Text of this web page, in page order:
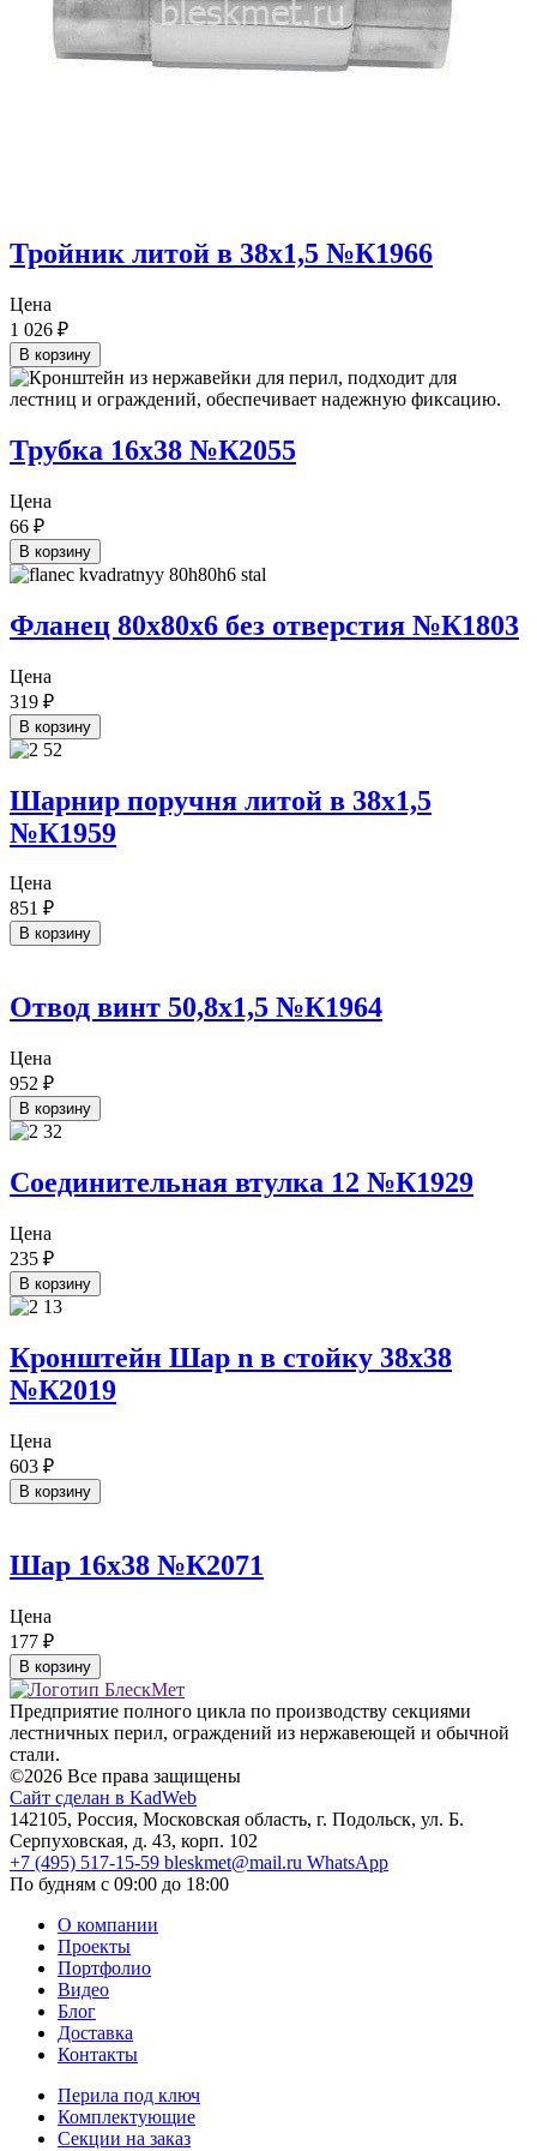
Тройник литой в 38х1,5 №К1966
Цена
1 026 ₽
В корзину
Трубка 16х38 №К2055
Цена
66 ₽
В корзину
Фланец 80х80х6 без отверстия №К1803
Цена
319 ₽
В корзину
Шарнир поручня литой в 38х1,5
№К1959
Цена
851 ₽
В корзину
Отвод винт 50,8х1,5 №К1964
Цена
952 ₽
В корзину
Соединительная втулка 12 №К1929
Цена
235 ₽
В корзину
Кронштейн Шар n в стойку 38х38
№К2019
Цена
603 ₽
В корзину
Шар 16х38 №К2071
Цена
177 ₽
В корзину
Предприятие полного цикла по производству секциями
лестничных перил, ограждений из нержавеющей и обычной
стали.
©2026 Все права защищены
Сайт сделан в KadWeb
142105, Россия, Московская область, г. Подольск, ул. Б.
Серпуховская, д. 43, корп. 102
+7 (495) 517-15-59 bleskmet@mail.ru WhatsApp
По будням с 09:00 до 18:00
О компании
Проекты
Портфолио
Видео
Блог
Доставка
Контакты
Перила под ключ
Комплектующие
Секции на заказ